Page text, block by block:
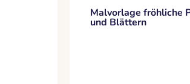
Malvorlage fröhliche
und Blättern